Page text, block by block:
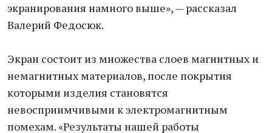
экранирования намного выше», — рассказал
Валерий Федосюк.
Экран состоит из множества слоев магнитных и
немагнитных материалов, после покрытия
которыми изделия становятся
невосприимчивыми к электромагнитным
помехам. «Результаты нашей работы